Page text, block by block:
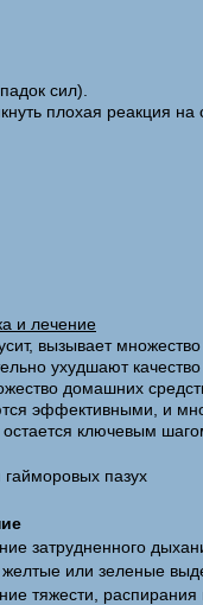
сил).
плохая реакция
и лечение
вызывает
ухудшают
домашних
эффективными, и
ключевым
затрудненного
желтые или зеленые
тяжести, распирания